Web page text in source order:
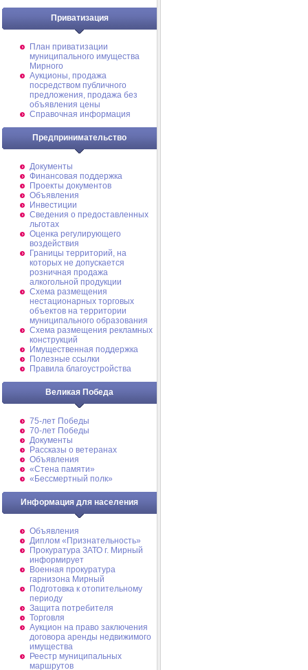
Приватизация
План приватизации
муниципального имущества
Мирного
Аукционы, продажа
посредством публичного
предложения, продажа без
объявления цены
Справочная информация
Предпринимательство
Документы
Финансовая поддержка
Проекты документов
Объявления
Инвестиции
Сведения о предоставленных
льготах
Оценка регулирующего
воздействия
Границы территорий, на
которых не допускается
розничная продажа
алкогольной продукции
Схема размещения
нестационарных торговых
объектов на территории
муниципального образования
Схема размещения рекламных
конструкций
Имущественная поддержка
Полезные ссылки
Правила благоустройства
Великая Победа
75-лет Победы
70-лет Победы
Документы
Рассказы о ветеранах
Объявления
«Стена памяти»
«Бессмертный полк»
Информация для населения
Объявления
Диплом «Признательность»
Прокуратура ЗАТО г. Мирный
информирует
Военная прокуратура
гарнизона Мирный
Подготовка к отопительному
периоду
Защита потребителя
Торговля
Аукцион на право заключения
договора аренды недвижимого
имущества
Реестр муниципальных
маршрутов